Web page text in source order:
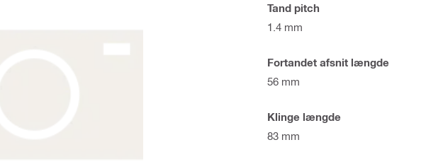
Tand pitch
1.4 mm
Fortandet afsnit længde
56 mm
Klinge længde
83 mm